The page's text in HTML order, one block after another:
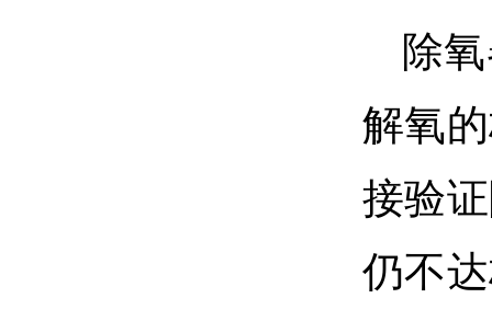
除
解氧
接验
仍不